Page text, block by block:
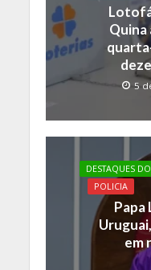
Quina
5
DESTAQUES
POLICIA
Papa
em